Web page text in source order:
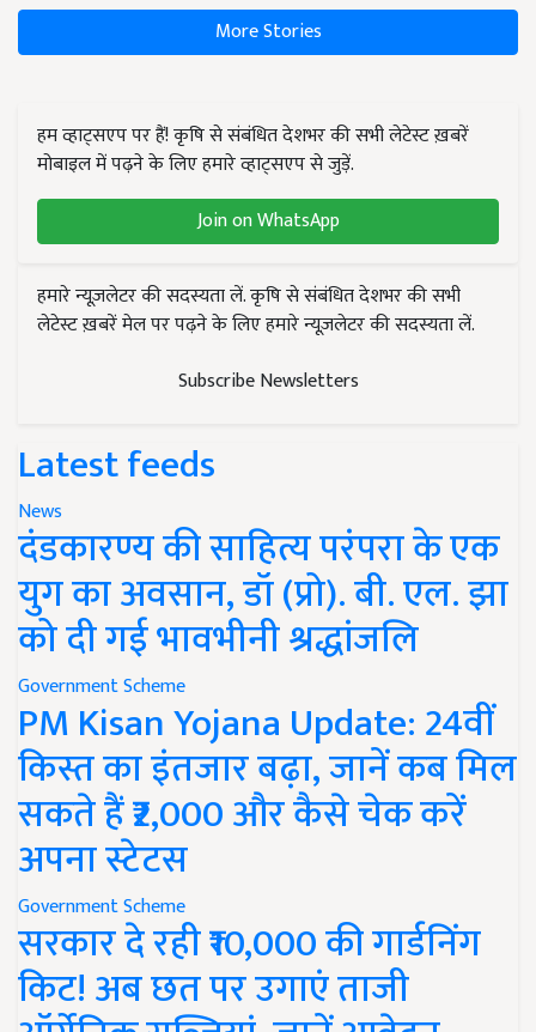
More Stories
हम व्हाट्सएप पर हैं! कृषि से संबंधित देशभर की सभी लेटेस्ट ख़बरें
मोबाइल में पढ़ने के लिए हमारे व्हाट्सएप से जुड़ें.
Join on WhatsApp
हमारे न्यूज़लेटर की सदस्यता लें. कृषि से संबंधित देशभर की सभी
लेटेस्ट ख़बरें मेल पर पढ़ने के लिए हमारे न्यूज़लेटर की सदस्यता लें.
Subscribe Newsletters
Latest feeds
News
दंडकारण्य की साहित्य परंपरा के एक
युग का अवसान, डॉ (प्रो). बी. एल. झा
को दी गई भावभीनी श्रद्धांजलि
Government Scheme
PM Kisan Yojana Update: 24वीं
किस्त का इंतजार बढ़ा, जानें कब मिल
सकते हैं ₹2,000 और कैसे चेक करें
अपना स्टेटस
Government Scheme
सरकार दे रही ₹10,000 की गार्डनिंग
किट! अब छत पर उगाएं ताजी